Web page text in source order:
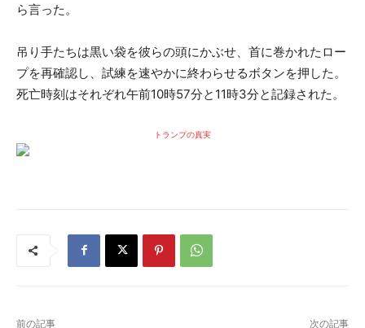
ら言った。
吊り手たちは黒い袋を彼らの頭にかぶせ、首に巻かれたロー
プを再確認し、試練を速やかに終わらせるボタンを押した。
死亡時刻はそれぞれ午前10時57分と11時3分と記録された。
トランプの真実
前の記事 次の記事